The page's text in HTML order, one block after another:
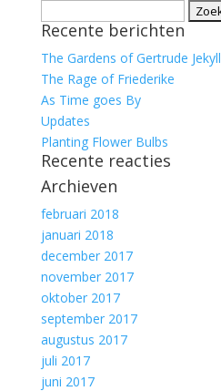
naar:
Recente berichten
The Gardens of Gertrude Jekyll
The Rage of Friederike
As Time goes By
Updates
Planting Flower Bulbs
Recente reacties
Archieven
februari 2018
januari 2018
december 2017
november 2017
oktober 2017
september 2017
augustus 2017
juli 2017
juni 2017